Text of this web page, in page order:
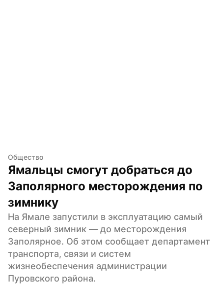
Общество
Ямальцы смогут добраться до
Заполярного месторождения по
зимнику
На Ямале запустили в эксплуатацию самый
северный зимник — до месторождения
Заполярное. Об этом сообщает департамент
транспорта, связи и систем
жизнеобеспечения администрации
Пуровского района.